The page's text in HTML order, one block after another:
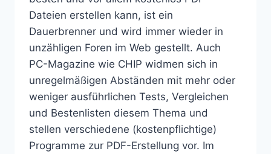
Dateien erstellen kann, ist ein
Dauerbrenner und wird immer wieder in
unzähligen Foren im Web gestellt. Auch
PC-Magazine wie CHIP widmen sich in
unregelmäßigen Abständen mit mehr oder
weniger ausführlichen Tests, Vergleichen
und Bestenlisten diesem Thema und
stellen verschiedene (kostenpflichtige)
Programme zur PDF-Erstellung vor. Im